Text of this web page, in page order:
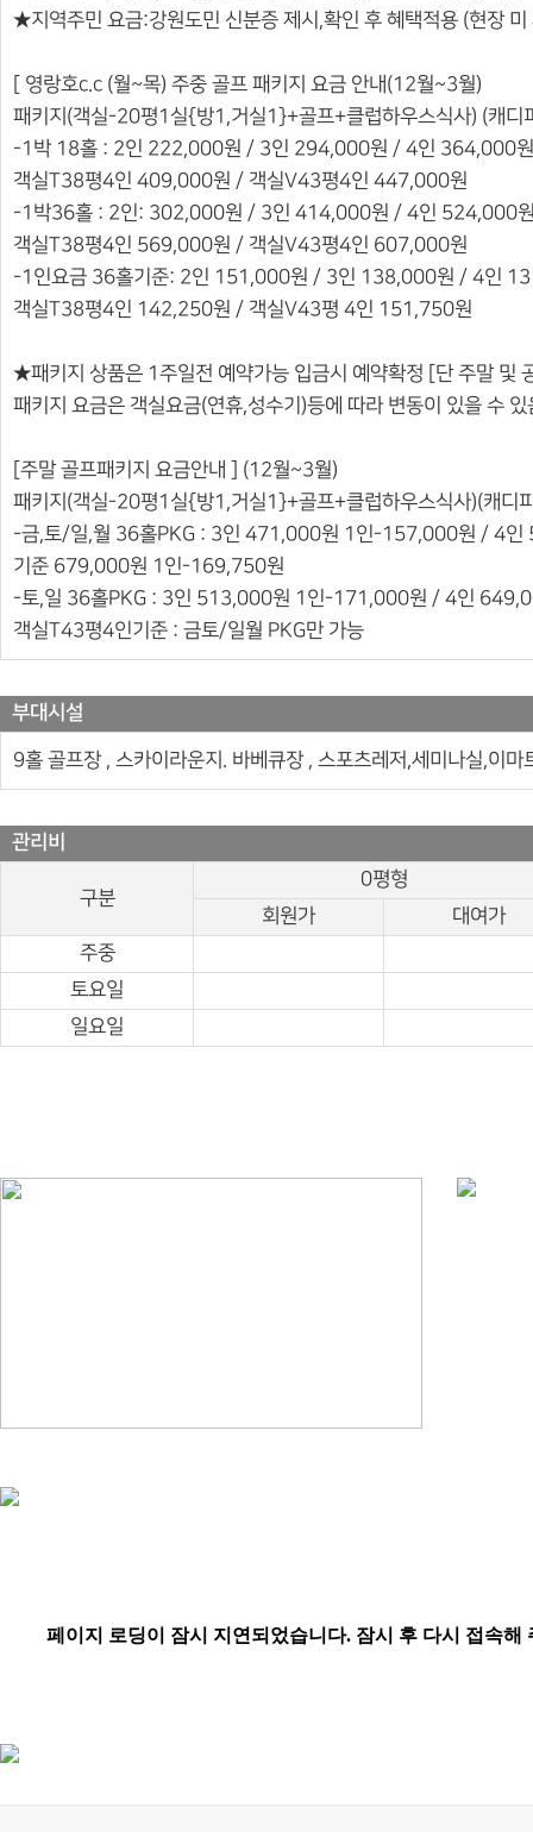
★지역주민 요금:강원도민 신분증 제시,확인 후 혜택적용 (현장 미
[ 영랑호c.c (월~목) 주중 골프 패키지 요금 안내(12월~3월)
패키지(객실-20평1실{방1,거실1}+골프+클럽하우스식사) (캐디
-1박 18홀 : 2인 222,000원 / 3인 294,000원 / 4인 364,000
객실T38평4인 409,000원 / 객실V43평4인 447,000원
-1박36홀 : 2인: 302,000원 / 3인 414,000원 / 4인 524,000
객실T38평4인 569,000원 / 객실V43평4인 607,000원
-1인요금 36홀기준: 2인 151,000원 / 3인 138,000원 / 4인
객실T38평4인 142,250원 / 객실V43평 4인 151,750원
★패키지 상품은 1주일전 예약가능 입금시 예약확정 [단 주말 및
패키지 요금은 객실요금(연휴,성수기)등에 따라 변동이 있을 수 있
[주말 골프패키지 요금안내 ] (12월~3월)
패키지(객실-20평1실{방1,거실1}+골프+클럽하우스식사)(캐디
-금,토/일,월 36홀PKG : 3인 471,000원 1인-157,000원 / 4
기준 679,000원 1인-169,750원
-토,일 36홀PKG : 3인 513,000원 1인-171,000원 / 4인
객실T43평4인기준 : 금토/일월 PKG만 가능
부대시설
9홀 골프장 , 스카이라운지. 바베큐장 , 스포츠레저,세미나실,이
관리비
구분
0평형
회원가
대여가
주중
토요일
일요일